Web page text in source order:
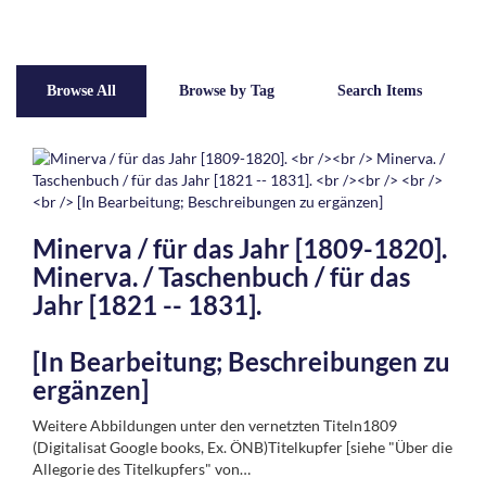
Browse All Browse by Tag Search Items
Minerva / für das Jahr [1809-1820].
Minerva. / Taschenbuch / für das
Jahr [1821 -- 1831].
[In Bearbeitung; Beschreibungen zu
ergänzen]
Weitere Abbildungen unter den vernetzten Titeln1809
(Digitalisat Google books, Ex. ÖNB)Titelkupfer [siehe "Über die
Allegorie des Titelkupfers" von…